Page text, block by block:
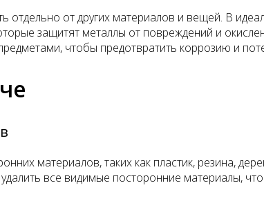
отдельно от других материалов и вещей. В
защитят металлы от повреждений и
чтобы предотвратить коррозию и
материалов, таких как пластик, резина,
все видимые посторонние материалы,